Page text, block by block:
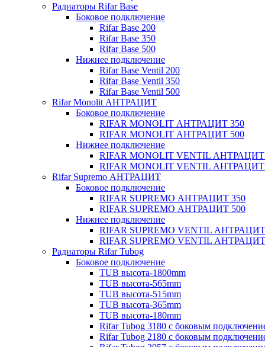
Радиаторы Rifar Base
Боковое подключение
Rifar Base 200
Rifar Base 350
Rifar Base 500
Нижнее подключение
Rifar Base Ventil 200
Rifar Base Ventil 350
Rifar Base Ventil 500
Rifar Monolit АНТРАЦИТ
Боковое подключение
RIFAR MONOLIT АНТРАЦИТ 350
RIFAR MONOLIT АНТРАЦИТ 500
Нижнее подключение
RIFAR MONOLIT VENTIL АНТРАЦИТ
RIFAR MONOLIT VENTIL АНТРАЦИТ
Rifar Supremo АНТРАЦИТ
Боковое подключение
RIFAR SUPREMO АНТРАЦИТ 350
RIFAR SUPREMO АНТРАЦИТ 500
Нижнее подключение
RIFAR SUPREMO VENTIL
RIFAR SUPREMO VENTIL
Радиаторы Rifar Tubog
Боковое подключение
TUB высота-1800mm
TUB высота-565mm
TUB высота-515mm
TUB высота-365mm
TUB высота-180mm
Rifar Tubog 3180 с боковым
Rifar Tubog 2180 с боковым